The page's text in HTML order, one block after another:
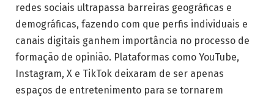
redes sociais ultrapassa barreiras geográficas e
demográficas, fazendo com que perfis individuais e
canais digitais ganhem importância no processo de
formação de opinião. Plataformas como YouTube,
Instagram, X e TikTok deixaram de ser apenas
espaços de entretenimento para se tornarem